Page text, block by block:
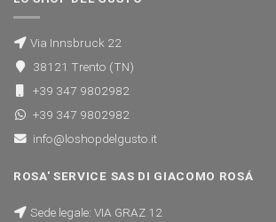
Via Innsbruck 22
38121 Trento (TN)
+39 347 9802982
+39 347 9802982
info@loshopdelgusto.it
ROSA' SERVICE SAS DI GIACOMO ROSÁ
Sede legale: VIA GRAZ 12